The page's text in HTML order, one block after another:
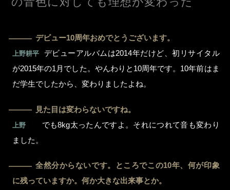
― デビュー10周年おめでとうございます。
上野耕平
デビューアルバムは2014年だけど、初リサイタル
が2015年の1月でした。やんわりと10周年です。10年前はま
だ学生でしたから、変わりましたよね。
― 見た目は変わらないですね。
上野
でも8kg太ったんですよ。それにつれて音も変わり
ました。
― 全然分からないです。ところでこの10年、何が印象
に残っていますか。何か大きな出来事とか。